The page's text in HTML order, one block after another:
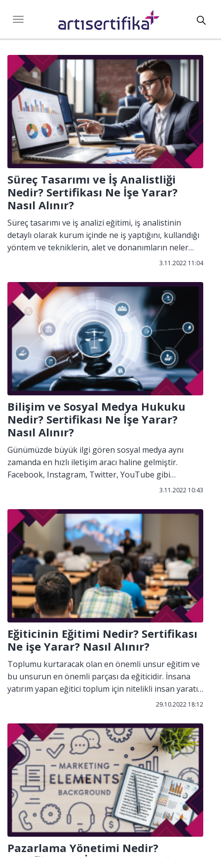
Toggle
Süreç Tasarımı ve İş Analistliği
Nedir? Sertifikası Ne İşe Yarar?
Nasıl Alınır?
Süreç tasarımı ve iş analizi eğitimi, iş analistinin
detaylı olarak kurum içinde ne iş yaptığını, kullandığı
yöntem ve tekniklerin, alet ve donanımların neler
olduğunu, yapılan iş sonrasında hangi çıktılara
tecrübeye sahip olması gerektiği gibi bilgilerin
aktarıldığı, her iş analisti ve insan kaynakları birimde
çalışanların alması gereken bir eğitim programıdır.
3.11.2022 11:04
Bilişim ve Sosyal Medya Hukuku
Nedir? Sertifikası Ne İşe Yarar?
Nasıl Alınır?
Günümüzde büyük ilgi gören sosyal medya aynı
zamanda en hızlı iletişim aracı haline gelmiştir.
Facebook, Instagram, Twitter, YouTube gibi
platformlar üzerinden bireyler paylaşımlar
kullanabilmektedir. Aynı şekilde iş hayatında da
bilişim teknolojisinden faydalanılmakta, banka
hizmetlerinin çoğu internet üzerinden yapılmaktadır.
3.11.2022 10:43
Eğiticinin Eğitimi Nedir? Sertifikası
Ne işe Yarar? Nasıl Alınır?
Toplumu kurtaracak olan en önemli unsur eğitim ve
bu unsurun en önemli parçası da eğiticidir. İnsana
yatırım yapan eğitici toplum için nitelikli insan yaratır.
Bu nedenle nitelikli insan için nitelikli eğiticiye ihtiyaç
eğiticilik; gönülden yapılan ve hiçbir zaman bitmeyen
bir süreçtir. Nitelikli eğitici bilir ki donanımını, bilgi ve
birikimini ömür boyu geliştirmelidir. Her zaman hem
çevresine öğretir hem de kendi öğrenir.
29.10.2022 18:12
Pazarlama Yönetimi Nedir?